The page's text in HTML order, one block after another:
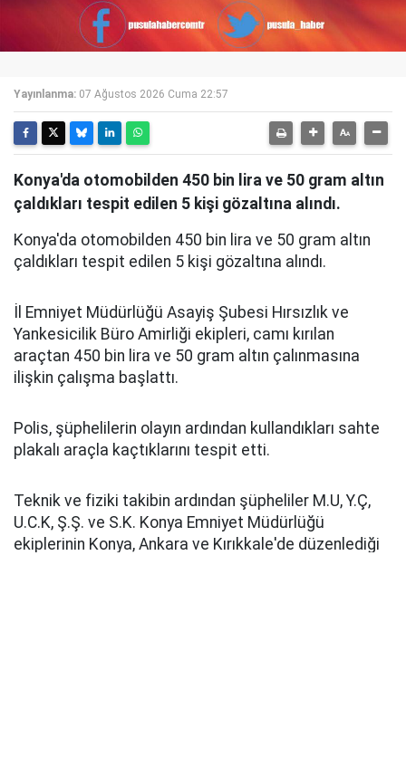
Yayınlanma: 07 Ağustos 2026 Cuma 22:57
Konya'da otomobilden 450 bin lira ve 50 gram altın
çaldıkları tespit edilen 5 kişi gözaltına alındı.
Konya'da otomobilden 450 bin lira ve 50 gram altın
çaldıkları tespit edilen 5 kişi gözaltına alındı.
İl Emniyet Müdürlüğü Asayiş Şubesi Hırsızlık ve
Yankesicilik Büro Amirliği ekipleri, camı kırılan
araçtan 450 bin lira ve 50 gram altın çalınmasına
ilişkin çalışma başlattı.
Polis, şüphelilerin olayın ardından kullandıkları sahte
plakalı araçla kaçtıklarını tespit etti.
Teknik ve fiziki takibin ardından şüpheliler M.U, Y.Ç,
U.C.K, Ş.Ş. ve S.K. Konya Emniyet Müdürlüğü
ekiplerinin Konya, Ankara ve Kırıkkale'de düzenlediği